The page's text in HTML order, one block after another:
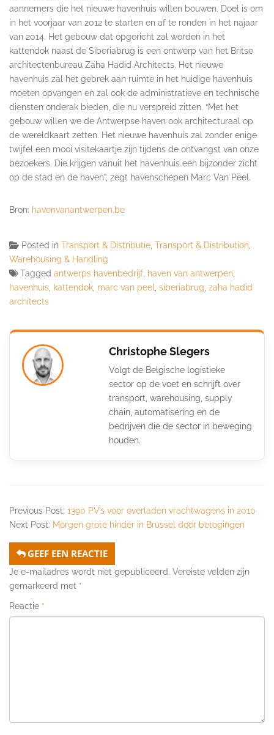
aannemers die het nieuwe havenhuis willen bouwen. Doel is om
in het voorjaar van 2012 te starten en af te ronden in het najaar
van 2014. Het gebouw dat opgericht zal worden in het
kattendok naast de Siberiabrug is een ontwerp van het Britse
architectenbureau Zaha Hadid Architects. Het nieuwe
havenhuis zal het gebrek aan ruimte in het huidige havenhuis
moeten opvangen en zal ook de administratieve en technische
diensten onderak bieden, die nu verspreid zitten. “Met het
gebouw willen we de Antwerpse haven ook architecturaal op
de wereldkaart zetten. Het nieuwe havenhuis zal zonder enige
twijfel een mooi visitekaartje zijn tijdens de ontvangst van onze
bezoekers. Die krijgen vanuit het havenhuis een bijzonder zicht
op de stad en de haven”, zegt havenschepen Marc Van Peel.
Bron: havenvanantwerpen.be
Posted in Transport & Distributie Transport & Distribution
Warehousing & Handling
Tagged antwerps havenbedrijf haven van antwerpen
havenhuis kattendok marc van peel siberiabrug zaha hadid
architects
Christophe Slegers
Volgt de Belgische logistieke
sector op de voet en schrijft over
transport, warehousing, supply
chain, automatisering en de
bedrijven die de sector in beweging
houden.
Previous Post: 1390 PV’s voor overladen vrachtwagens in 2010
Next Post: Morgen grote hinder in Brussel door betogingen
GEEF EEN REACTIE
Je e-mailadres wordt niet gepubliceerd. Vereiste velden zijn
gemarkeerd met *
Reactie *